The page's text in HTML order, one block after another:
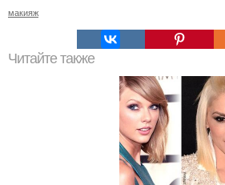
макияж
Читайте также